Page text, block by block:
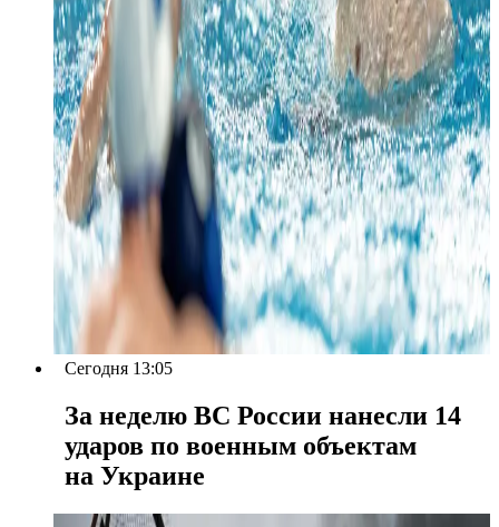
Сегодня 13:05
За неделю ВС России нанесли 14
ударов по военным объектам
на Украине